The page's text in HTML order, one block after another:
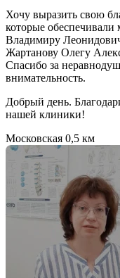
Хочу выразить свою
которые обеспечивали
Владимиру
Жартанову Олегу
Спасибо за
внимательность.
Добрый день.
нашей клиники!
Московская 0,5 км